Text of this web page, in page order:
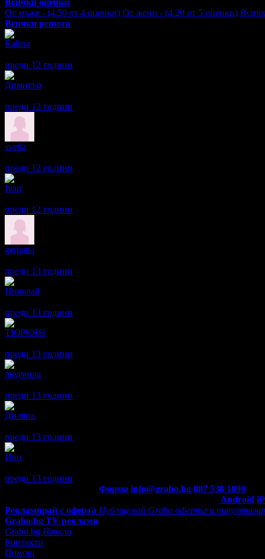
От мъже - (4.50 от 4 оценки) От жени - (4.20 от 5 оценки)
Всички ревюта
Ralitsa
преди 12 години
Димитър
преди 12 години
svetla
преди 12 години
Ivan
преди 12 години
gergana
преди 13 години
Николай
преди 13 години
TЮРКЯН
преди 13 години
людмила
преди 13 години
Диляна
преди 13 години
Иво
преди 13 години
Форма info@grabo.bg 087 530 1090
Android
Рекламирай с оферта Публикувай Grabo оферта и
Grabo.bg TV реклами
Grabo.bg Начало
Контакти
Помощ